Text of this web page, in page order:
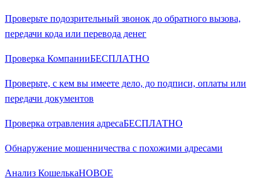
Проверьте подозрительный звонок до обратного вызова,
передачи кода или перевода денег
Проверка КомпанииБЕСПЛАТНО
Проверьте, с кем вы имеете дело, до подписи, оплаты или
передачи документов
Проверка отравления адресаБЕСПЛАТНО
Обнаружение мошенничества с похожими адресами
Анализ КошелькаНОВОЕ